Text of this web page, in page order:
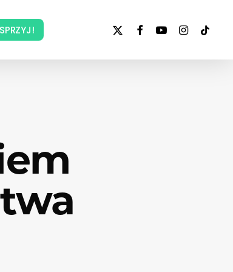
x-
facebookyoutubeinstagram
tiktok